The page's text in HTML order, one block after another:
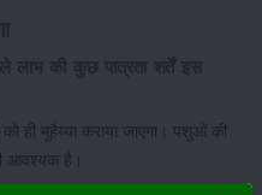
ही मुहैय्या कराया जाएगा। पशुओं की
आवश्यक है।